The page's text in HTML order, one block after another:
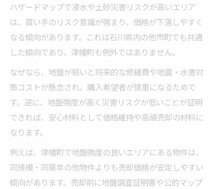
ハザードマップで浸水や土砂災害リスクが高いエリア
は、買い手のリスク意識が強まり、価格が下落しやすく
なる傾向があります。これは石川県内の他市町でも共通
した傾向であり、津幡町も例外ではありません。
なぜなら、地盤が弱いと将来的な修繕費や地震・水害対
策コストが懸念され、購入希望者が慎重になるためで
す。逆に、地盤強度が高く災害リスクが低いことが証明
できれば、安心材料として価格維持や高値売却の材料に
なります。
例えば、津幡町で地盤強度の良いエリアにある物件は、
同規模・同築年の他物件よりも売却価格が安定しやすい
傾向があります。売却前に地盤調査証明書や公的マップ